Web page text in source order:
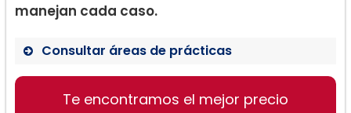
manejan cada caso.
Consultar áreas de prácticas
Asesoramiento en divorcio
Mediación y resolución de conflictos
Te encontramos el mejor precio